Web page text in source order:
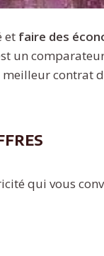
et faire des
un
contrat
qui vous